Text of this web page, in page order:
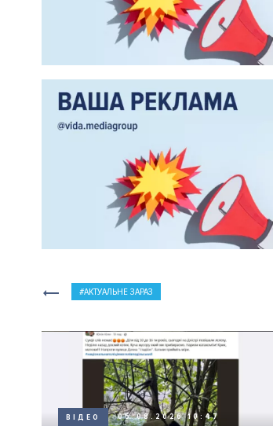
АКТУАЛЬНЕ ЗАРАЗ
ВІДЕО 05.08.2026 10:47